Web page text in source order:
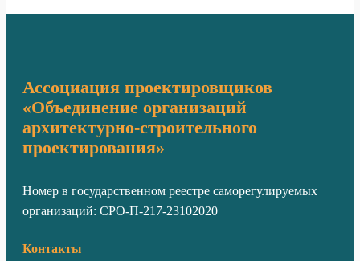
Ассоциация проектировщиков
«Объединение организаций
архитектурно-строительного
проектирования»
Номер в государственном реестре саморегулируемых
организаций: СРО-П-217-23102020
Контакты